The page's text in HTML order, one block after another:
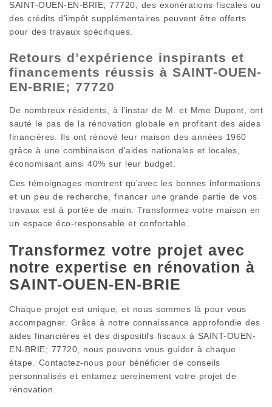
SAINT-OUEN-EN-BRIE; 77720, des exonérations fiscales ou
des crédits d’impôt supplémentaires peuvent être offerts
pour des travaux spécifiques.
Retours d’expérience inspirants et
financements réussis à SAINT-OUEN-
EN-BRIE; 77720
De nombreux résidents, à l’instar de M. et Mme Dupont, ont
sauté le pas de la rénovation globale en profitant des aides
financières. Ils ont rénové leur maison des années 1960
grâce à une combinaison d’aides nationales et locales,
économisant ainsi 40% sur leur budget.
Ces témoignages montrent qu’avec les bonnes informations
et un peu de recherche, financer une grande partie de vos
travaux est à portée de main. Transformez votre maison en
un espace éco-responsable et confortable.
Transformez votre projet avec
notre expertise en rénovation à
SAINT-OUEN-EN-BRIE
Chaque projet est unique, et nous sommes là pour vous
accompagner. Grâce à notre connaissance approfondie des
aides financières et des dispositifs fiscaux à SAINT-OUEN-
EN-BRIE; 77720, nous pouvons vous guider à chaque
étape. Contactez-nous pour bénéficier de conseils
personnalisés et entamez sereinement votre projet de
rénovation.